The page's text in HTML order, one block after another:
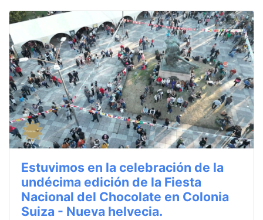
Estuvimos en la celebración de la
undécima edición de la Fiesta
Nacional del Chocolate en Colonia
Suiza - Nueva helvecia.